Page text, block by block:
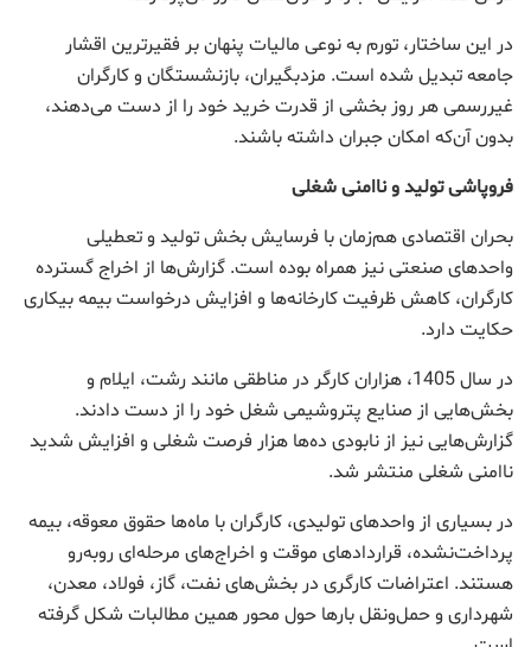
در این ساختار، تورم به نوعی مالیات پنهان بر فقیرترین اقشار
جامعه تبدیل شده است. مزدبگیران، بازنشستگان و کارگران
غیررسمی هر روز بخشی از قدرت خرید خود را از دست می‌دهند،
بدون آن‌که امکان جبران داشته باشند.
فروپاشی تولید و ناامنی شغلی
بحران اقتصادی هم‌زمان با فرسایش بخش تولید و تعطیلی
واحدهای صنعتی نیز همراه بوده است. گزارش‌ها از اخراج گسترده
کارگران، کاهش ظرفیت کارخانه‌ها و افزایش درخواست بیمه بیکاری
حکایت دارد.
در سال 1405، هزاران کارگر در مناطقی مانند رشت، ایلام و
بخش‌هایی از صنایع پتروشیمی شغل خود را از دست دادند.
گزارش‌هایی نیز از نابودی ده‌ها هزار فرصت شغلی و افزایش شدید
ناامنی شغلی منتشر شد.
در بسیاری از واحدهای تولیدی، کارگران با ماه‌ها حقوق معوقه، بیمه
پرداخت‌نشده، قراردادهای موقت و اخراج‌های مرحله‌ای روبه‌رو
هستند. اعتراضات کارگری در بخش‌های نفت، گاز، فولاد، معدن،
شهرداری و حمل‌ونقل بارها حول محور همین مطالبات شکل گرفته